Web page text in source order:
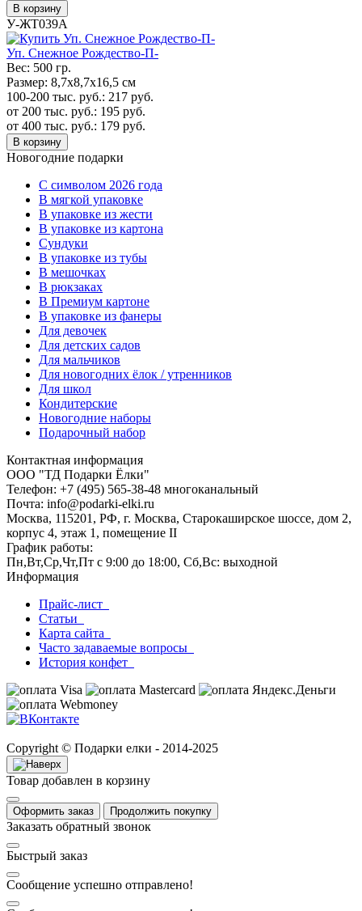
В корзину
У-ЖТ039А
Уп. Cнежное Рождество-П-
Вес: 500 гр.
Размер: 8,7х8,7х16,5 см
100-200 тыс. руб.: 217 руб.
от 200 тыс. руб.: 195 руб.
от 400 тыс. руб.: 179 руб.
В корзину
Новогодние подарки
C символом 2026 года
В мягкой упаковке
В упаковке из жести
В упаковке из картона
Сундуки
В упаковке из тубы
В мешочках
В рюкзаках
В Премиум картоне
В упаковке из фанеры
Для девочек
Для детских садов
Для мальчиков
Для новогодних ёлок / утренников
Для школ
Кондитерские
Новогодние наборы
Подарочный набор
Контактная информация
ООО "ТД Подарки Ёлки"
Телефон: +7 (495) 565-38-48 многоканальный
Почта: info@podarki-elki.ru
Москва, 115201, РФ, г. Москва, Старокаширское шоссе, дом 2,
корпус 4, этаж 1, помещение II
График работы:
Пн,Вт,Ср,Чт,Пт с 9:00 до 18:00, Сб,Вс: выходной
Информация
Прайс-лист
Статьи
Карта сайта
Часто задаваемые вопросы
История конфет
Copyright © Подарки елки - 2014-2025
Товар добавлен в корзину
Оформить заказ Продолжить покупку
Заказать обратный звонок
Быстрый заказ
Сообщение успешно отправлено!